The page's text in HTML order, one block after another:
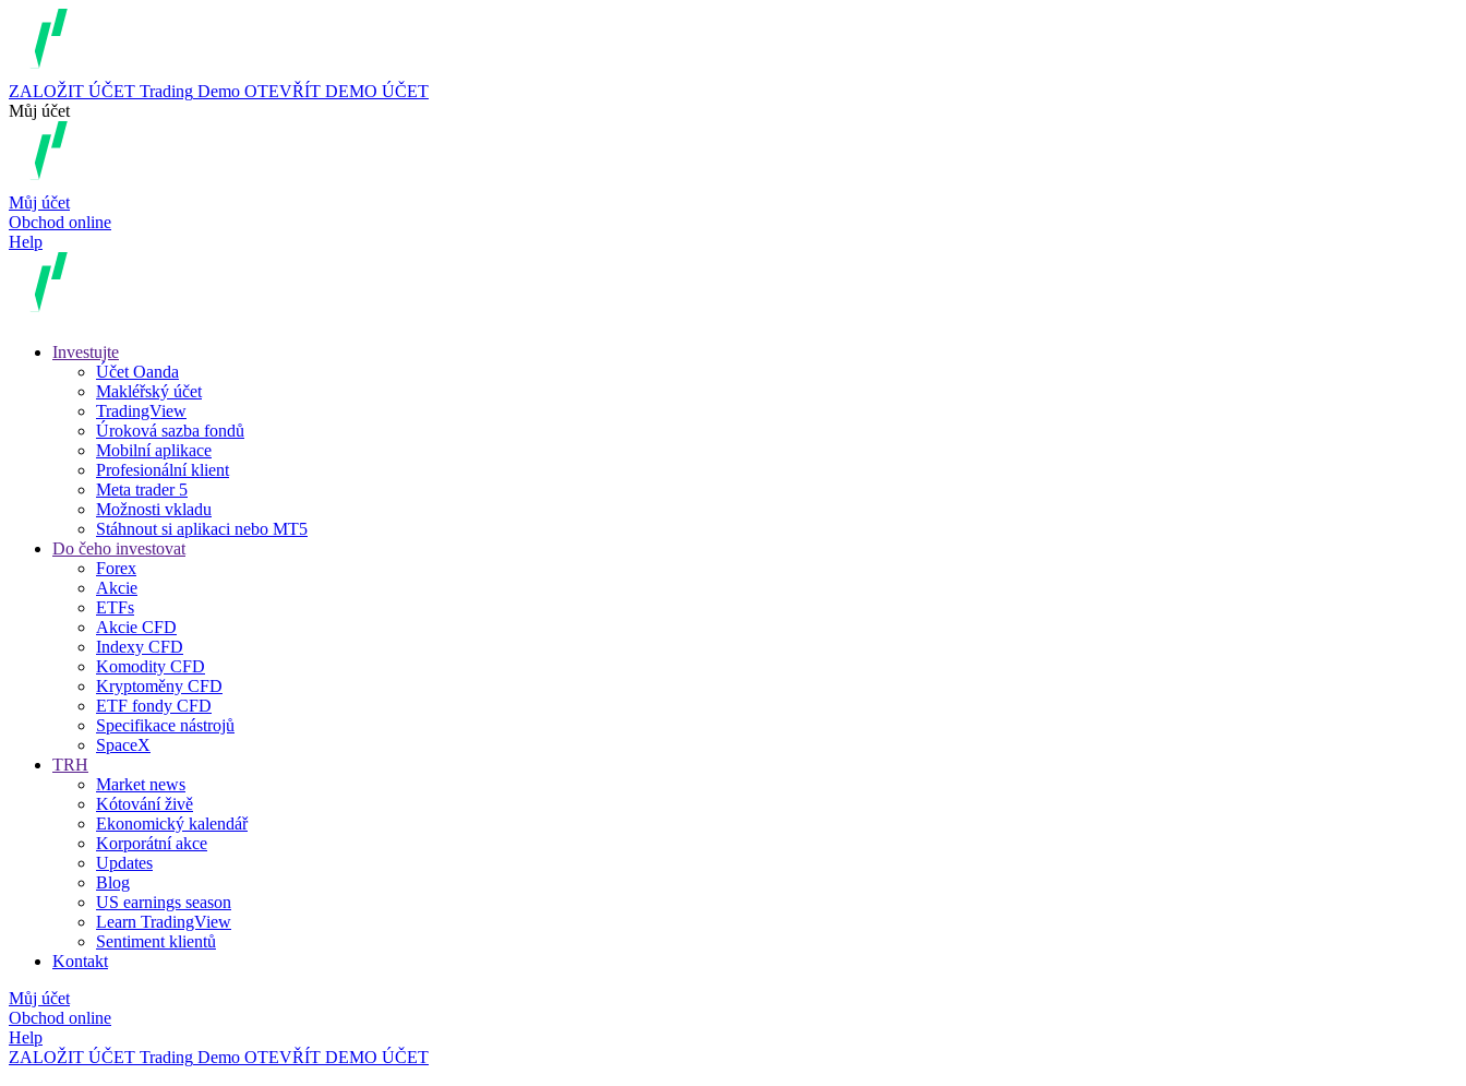
ZALOŽIT ÚČET Trading Demo OTEVŘÍT DEMO ÚČET
Můj účet
Můj účet
Obchod online
Help
Investujte
Účet Oanda
Makléřský účet
TradingView
Úroková sazba fondů
Mobilní aplikace
Profesionální klient
Meta trader 5
Možnosti vkladu
Stáhnout si aplikaci nebo MT5
Do čeho investovat
Forex
Akcie
ETFs
Akcie CFD
Indexy CFD
Komodity CFD
Kryptoměny CFD
ETF fondy CFD
Specifikace nástrojů
SpaceX
TRH
Market news
Kótování živě
Ekonomický kalendář
Korporátní akce
Updates
Blog
US earnings season
Learn TradingView
Sentiment klientů
Kontakt
Můj účet
Obchod online
Help
ZALOŽIT ÚČET Trading Demo OTEVŘÍT DEMO ÚČET